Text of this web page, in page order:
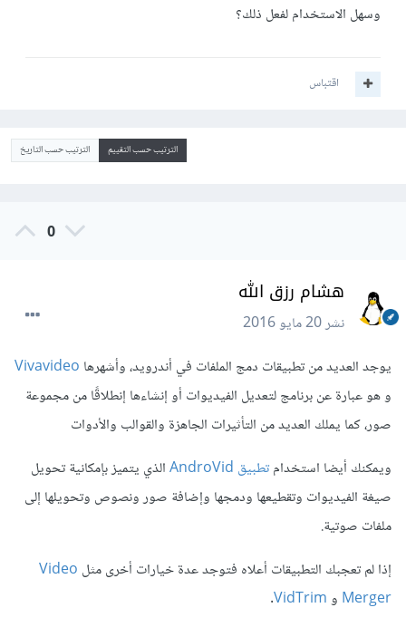
وسهل الاستخدام لفعل ذلك؟
اقتباس
الترتيب حسب التقييم الترتيب حسب التاريخ
0
هشام رزق الله
نشر20 مايو 2016
يوجد العديد من تطبيقات دمج الملفات في أندرويد، وأشهرهاVivavideo
و هو عبارة عن برنامج لتعديل الفيديوات أو إنشاءها إنطلاقًا من مجموعة
صور، كما يملك العديد من التأثيرات الجاهزة والقوالب والأدوات
ويمكنك أيضا استخدامتطبيق AndroVid
الذي يتميز بإمكانية تحويل
صيغة الفيديوات وتقطيعها ودمجها وإضافة صور ونصوص وتحويلها إلى
ملفات صوتية.
إذا لم تعجبك التطبيقات أعلاه فتوجد عدة خيارات أخرى مثل Video
MergerوVidTrim
.